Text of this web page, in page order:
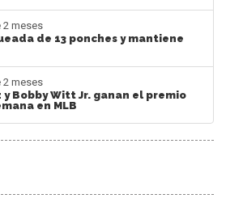
2 meses
de 13 ponches y mantiene
2 meses
Bobby Witt Jr. ganan el premio
en MLB